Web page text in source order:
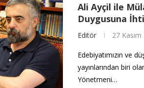
Ali Ayçil ile
Duygusuna
Editör 27 Kasım
Edebiyatımızın ve
yayınlarından biri
Yönetmeni…